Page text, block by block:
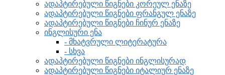
ადაპტირებული წიგნები კორეულ ენაზე
ადაპტირებული წიგნები ფრანგულ ენაზე
ადაპტირებული წიგნები ჩინურ ენაზე
ინგლისური ენა
- მხატვრული ლიტერატურა
- სხვა
ადაპტირებული წიგნები ინგლისურად
ადაპტირებული წიგნები იტალიურ ენაზე